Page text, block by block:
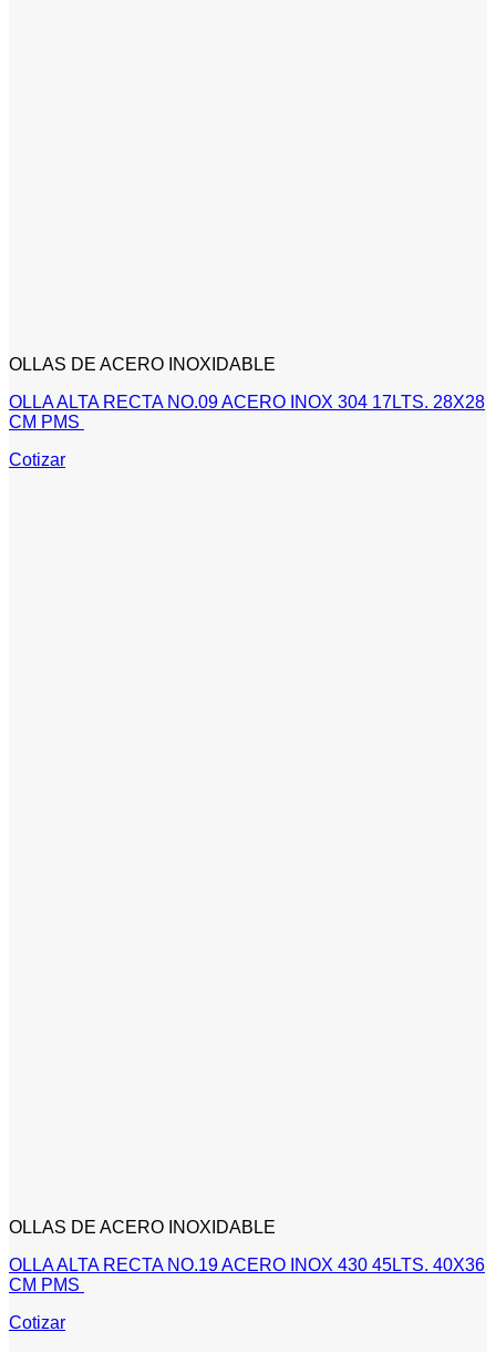
OLLAS DE ACERO INOXIDABLE
OLLA ALTA RECTA NO.09 ACERO INOX 304 17LTS. 28X28
CM PMS
Cotizar
OLLAS DE ACERO INOXIDABLE
OLLA ALTA RECTA NO.19 ACERO INOX 430 45LTS. 40X36
CM PMS
Cotizar